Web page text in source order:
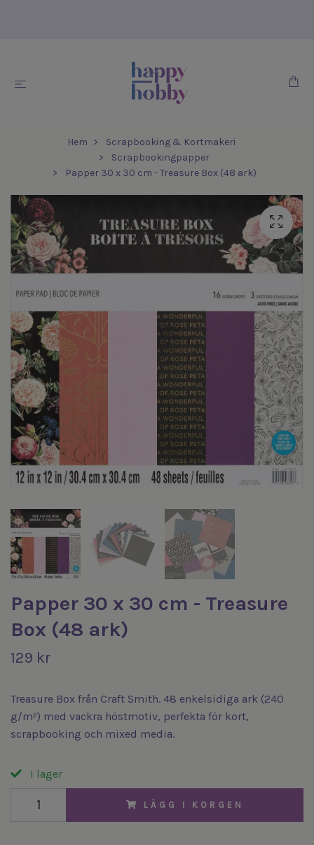
Hem
Scrapbooking & Kortmakeri
Scrapbookingpapper
Papper 30 x 30 cm - Treasure Box (48 ark)
Papper 30 x 30 cm - Treasure
Box (48 ark)
129 kr
Treasure Box från Craft Smith. 48 enkelsidiga ark (240
g/m²) med vackra höstmotiv, perfekta för kort,
scrapbooking och mixed media.
I lager
LÄGG I KORGEN